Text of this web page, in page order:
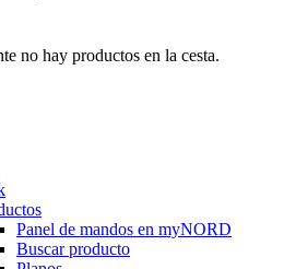
no hay productos en la cesta.
Panel de mandos en myNORD
Buscar producto